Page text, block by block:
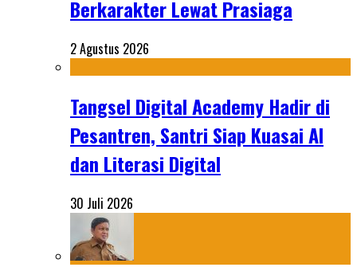
Berkarakter Lewat Prasiaga
2 Agustus 2026
Tangsel Digital Academy Hadir di
Pesantren, Santri Siap Kuasai AI
dan Literasi Digital
30 Juli 2026